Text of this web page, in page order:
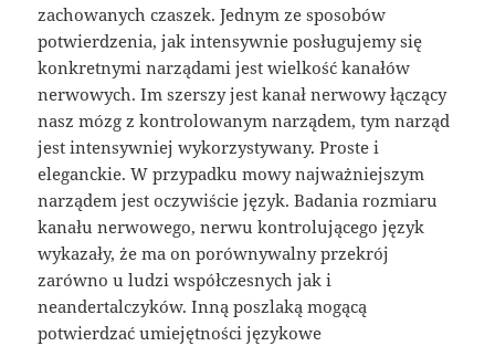
zachowanych czaszek. Jednym ze sposobów
potwierdzenia, jak intensywnie posługujemy się
konkretnymi narządami jest wielkość kanałów
nerwowych. Im szerszy jest kanał nerwowy łączący
nasz mózg z kontrolowanym narządem, tym narząd
jest intensywniej wykorzystywany. Proste i
eleganckie. W przypadku mowy najważniejszym
narządem jest oczywiście język. Badania rozmiaru
kanału nerwowego, nerwu kontrolującego język
wykazały, że ma on porównywalny przekrój
zarówno u ludzi współczesnych jak i
neandertalczyków. Inną poszlaką mogącą
potwierdzać umiejętności językowe